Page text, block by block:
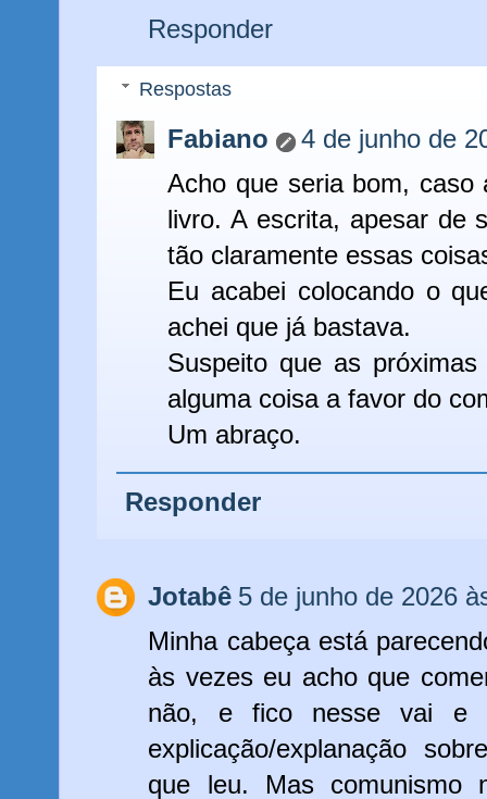
Responder
Respostas
Fabiano
4 de junho de
Acho que seria bom, caso
livro. A escrita, apesar de
tão claramente essas
Eu acabei colocando o
achei que já bastava.
Suspeito que as
alguma coisa a favor do
Um abraço.
Responder
Jotabê 5 de junho de 2026
Minha cabeça está
às vezes eu acho que
não, e fico nesse vai e
explicação/explanação
que leu. Mas comunismo